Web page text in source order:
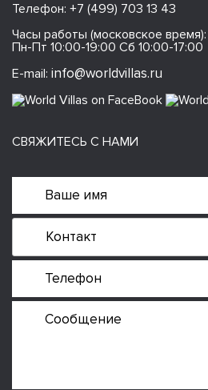
Телефон: +7 (499) 703 13 43
Часы работы (московское время):
Пн-Пт 10:00-19:00 Сб 10:00-17:00
E-mail: info@worldvillas.ru
СВЯЖИТЕСЬ С НАМИ